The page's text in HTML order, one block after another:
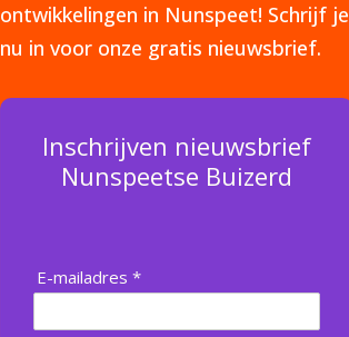
ontwikkelingen in Nunspeet! Schrijf je
nu in voor onze gratis nieuwsbrief.
Inschrijven nieuwsbrief
Nunspeetse Buizerd
E-mailadres *